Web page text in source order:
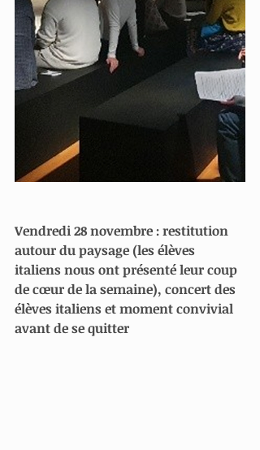
Vendredi 28 novembre : restitution
autour du paysage (les élèves
italiens nous ont présenté leur coup
de cœur de la semaine), concert des
élèves italiens et moment convivial
avant de se quitter